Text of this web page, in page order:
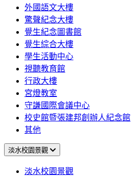
外國語文大樓
驚聲紀念大樓
覺生紀念圖書館
覺生綜合大樓
學生活動中心
視聽教育館
行政大樓
宮燈教室
守謙國際會議中心
校史館暨張建邦創辦人紀念館
其他
淡水校園景觀
淡水校園景觀